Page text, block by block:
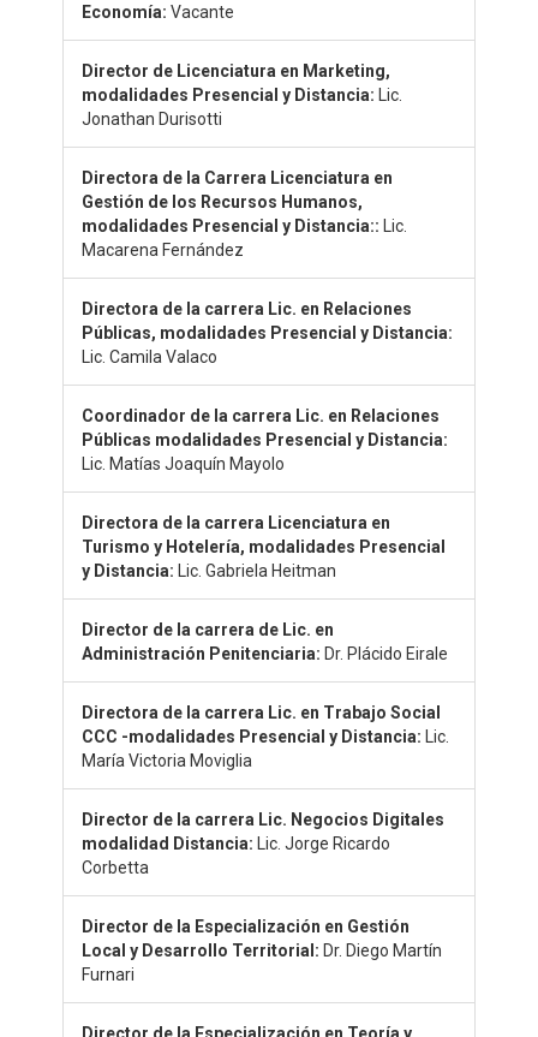
Economía: Vacante
Director de Licenciatura en Marketing,
modalidades Presencial y Distancia: Lic.
Jonathan Durisotti
Directora de la Carrera Licenciatura en
Gestión de los Recursos Humanos,
modalidades Presencial y Distancia:: Lic.
Macarena Fernández
Directora de la carrera Lic. en Relaciones
Públicas, modalidades Presencial y Distancia:
Lic. Camila Valaco
Coordinador de la carrera Lic. en Relaciones
Públicas modalidades Presencial y Distancia:
Lic. Matías Joaquín Mayolo
Directora de la carrera Licenciatura en
Turismo y Hotelería, modalidades Presencial
y Distancia: Lic. Gabriela Heitman
Director de la carrera de Lic. en
Administración Penitenciaria: Dr. Plácido Eirale
Directora de la carrera Lic. en Trabajo Social
CCC -modalidades Presencial y Distancia: Lic.
María Victoria Moviglia
Director de la carrera Lic. Negocios Digitales
modalidad Distancia: Lic. Jorge Ricardo
Corbetta
Director de la Especialización en Gestión
Local y Desarrollo Territorial: Dr. Diego Martín
Furnari
Director de la Especialización en Teoría y